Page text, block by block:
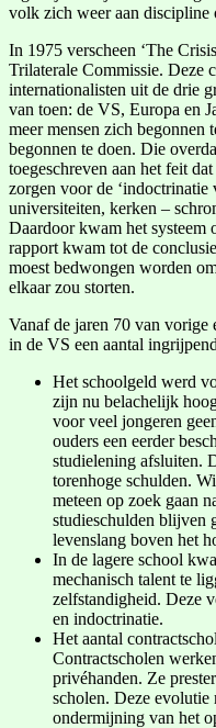
volk zich weer aan discipline
In 1975 verscheen ‘The
Trilaterale Commissie. Deze
internationalisten uit de drie
van toen: de VS, Europa en
meer mensen zich begonnen
begonnen te doen. Die
toegeschreven aan het feit
zorgen voor de ‘indoctrinatie
universiteiten, kerken –
Daardoor kwam het systeem
rapport kwam tot de
moest bedwongen worden
elkaar zou storten.
Vanaf de jaren 70 van vorige
in de VS een aantal
Het schoolgeld werd
zijn nu belachelijk
voor veel jongeren
ouders een eerder
studielening afsluiten.
torenhoge schulden.
meteen op zoek gaan
studieschulden blijven
levenslang boven het
In de lagere school
mechanisch talent te
zelfstandigheid. Deze
en indoctrinatie.
Het aantal
Contractscholen
privéhanden. Ze
scholen. Deze evolutie
ondermijning van het